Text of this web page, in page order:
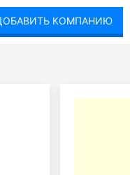
КОМПАНИЮ